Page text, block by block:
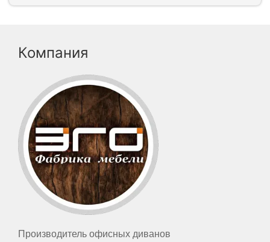
Компания
Производитель офисных диванов